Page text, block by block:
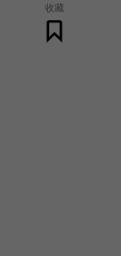
收藏